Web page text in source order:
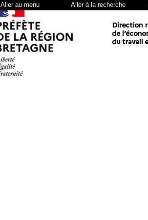
Aller au menu Aller à la recherche